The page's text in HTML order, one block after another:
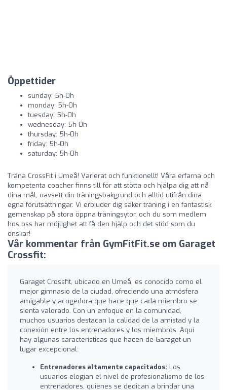
Öppettider
sunday: 5h-0h
monday: 5h-0h
tuesday: 5h-0h
wednesday: 5h-0h
thursday: 5h-0h
friday: 5h-0h
saturday: 5h-0h
Träna CrossFit i Umeå! Varierat och funktionellt! Våra erfarna och
kompetenta coacher finns till för att stötta och hjälpa dig att nå
dina mål, oavsett din träningsbakgrund och alltid utifrån dina
egna förutsättningar. Vi erbjuder dig säker träning i en fantastisk
gemenskap på stora öppna träningsytor, och du som medlem
hos oss har möjlighet att få den hjälp och det stöd som du
önskar!
Vår kommentar från GymFitFit.se om Garaget
Crossfit:
Garaget Crossfit, ubicado en Umeå, es conocido como el
mejor gimnasio de la ciudad, ofreciendo una atmósfera
amigable y acogedora que hace que cada miembro se
sienta valorado. Con un enfoque en la comunidad,
muchos usuarios destacan la calidad de la amistad y la
conexión entre los entrenadores y los miembros. Aquí
hay algunas características que hacen de Garaget un
lugar excepcional:
Entrenadores altamente capacitados: Los
usuarios elogian el nivel de profesionalismo de los
entrenadores, quienes se dedican a brindar una